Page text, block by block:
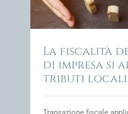
La fiscalità
di impresa si
tributi locali